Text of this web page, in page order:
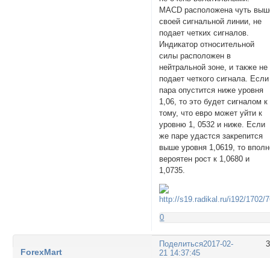
MACD расположена чуть
своей сигнальной линии, не
подает четких сигналов.
Индикатор относительной
силы расположен в
нейтральной зоне, и также не
подает четкого сигнала. Если
пара опустится ниже уровня
1,06, то это будет сигналом к
тому, что евро может уйти к
уровню 1, 0532 и ниже. Если
же паре удастся закрепится
выше уровня 1,0619, то
вероятен рост к 1,0680 и
1,0735.
0
Поделиться2017-02-
21 14:37:45
ForexMart